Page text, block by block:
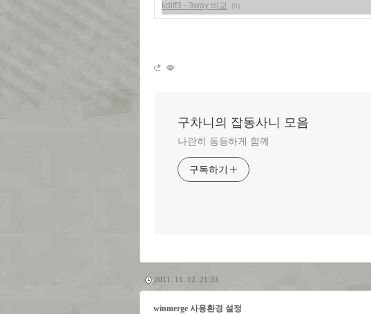
kdiff3 - 3way 비교 (0)
구차니의 잡동사니 모음
나란히 동등하게 함께
구독하기
2011. 11. 12. 21:33
winmerge 사용환경 설정